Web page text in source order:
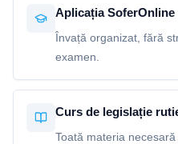
Aplicația SoferOnline
Învață organizat, fără
examen.
Curs de legislație
Toată materia